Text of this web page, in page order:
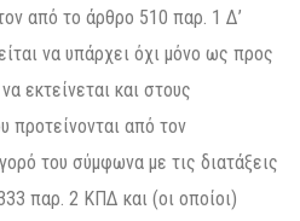
από το άρθρο 510 παρ. 1 Δ’
να υπάρχει όχι μόνο ως προς
εκτείνεται και στους
προτείνονται από τον
του σύμφωνα με τις διατάξεις
παρ. 2 ΚΠΔ και (οι οποίοι)